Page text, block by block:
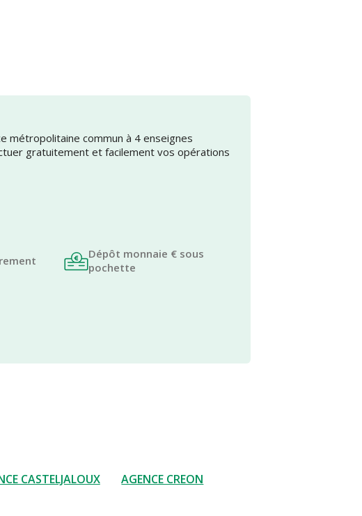
métropolitaine commun à 4 enseignes
gratuitement et facilement vos opérations
Dépôt monnaie € sous
pochette
CASTELJALOUX AGENCE CREON